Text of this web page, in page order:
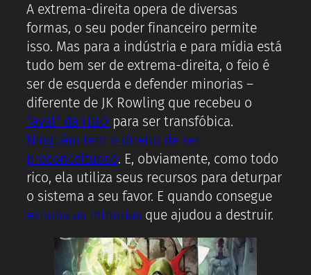
A extrema-direita opera de diversas
formas, o seu poder financeiro permite
isso. Mas para a indústria e para mídia está
tudo bem ser de extrema-direita, o feio é
ser de esquerda e defender minorias –
diferente de JK Rowling que recebeu o
“aval” da HBO para ser transfóbica.
Ninguém tem o direito de ser
preconceituoso. E, obviamente, como todo
rico, ela utiliza seus recursos para deturpar
o sistema a seu favor. E quando consegue
esnoba as minorias que ajudou a destruir.